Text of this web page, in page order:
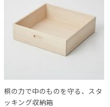
桐の力で中のものを守る、スタ
ッキング収納箱